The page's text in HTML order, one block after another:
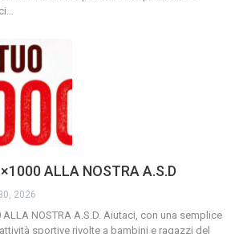
…
ALLA NOSTRA A.S.D
2026
NOSTRA A.S.D. Aiutaci, con una semplice
sportive rivolte a bambini e ragazzi del